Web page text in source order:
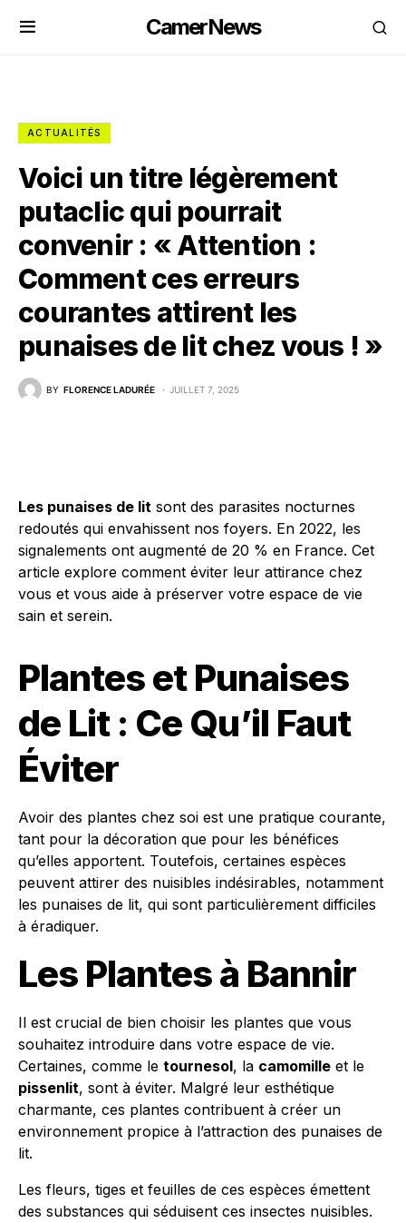
CamerNews
ACTUALITÉS
Voici un titre légèrement
putaclic qui pourrait
convenir : « Attention :
Comment ces erreurs
courantes attirent les
punaises de lit chez vous ! »
BY FLORENCE LADURÉE JUILLET 7, 2025
Les punaises de lit sont des parasites nocturnes
redoutés qui envahissent nos foyers. En 2022, les
signalements ont augmenté de 20 % en France. Cet
article explore comment éviter leur attirance chez
vous et vous aide à préserver votre espace de vie
sain et serein.
Plantes et Punaises
de Lit : Ce Qu’il Faut
Éviter
Avoir des plantes chez soi est une pratique courante,
tant pour la décoration que pour les bénéfices
qu’elles apportent. Toutefois, certaines espèces
peuvent attirer des nuisibles indésirables, notamment
les punaises de lit, qui sont particulièrement difficiles
à éradiquer.
Les Plantes à Bannir
Il est crucial de bien choisir les plantes que vous
souhaitez introduire dans votre espace de vie.
Certaines, comme le tournesol, la camomille et le
pissenlit, sont à éviter. Malgré leur esthétique
charmante, ces plantes contribuent à créer un
environnement propice à l’attraction des punaises de
lit.
Les fleurs, tiges et feuilles de ces espèces émettent
des substances qui séduisent ces insectes nuisibles.